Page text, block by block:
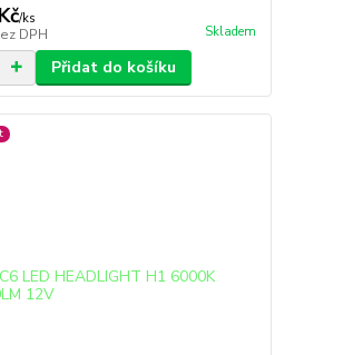
/ks
DPH Skladem
Přidat do košíku